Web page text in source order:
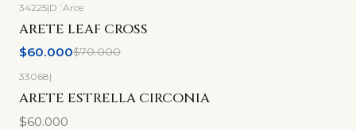
-14% OFF
34225|D´Arce
ARETE LEAF CROSS
$60.000$70.000
Agotado
33068|
ARETE ESTRELLA CIRCONIA
$60.000